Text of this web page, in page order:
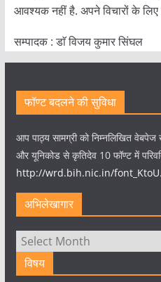
आवश्यक नहीं है. अपने विचारों के
सम्पादक : डाॅ विजय कुमार सिंघल
फॉण्ट बदलने की सुविधा
आप पाठ्य सामग्री को निम्नलिखित
और यूनिकोड से कृतिदेव 10 फॉण्ट में
http://wrd.bih.nic.in/
अभिलेखागार
अभिलेखागार
विषय